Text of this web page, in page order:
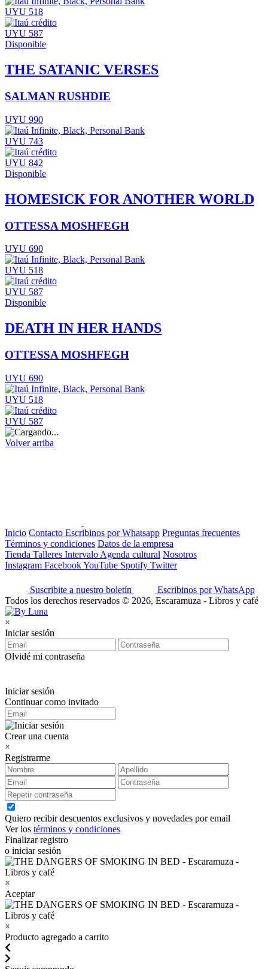
UYU 518
UYU 587
Disponible
THE SATANIC VERSES
SALMAN RUSHDIE
UYU 990
UYU 743
UYU 842
Disponible
HOMESICK FOR ANOTHER WORLD
OTTESSA MOSHFEGH
UYU 690
UYU 518
UYU 587
Disponible
DEATH IN HER HANDS
OTTESSA MOSHFEGH
UYU 690
UYU 518
UYU 587
Volver arriba
Inicio Contacto Escribinos por Whatsapp Preguntas frecuentes
Términos y condiciones Datos de la empresa
Tienda Talleres Intervalo Agenda cultural Nosotros
Instagram FacebookYouTube Spotify Twitter
Suscribite a nuestro boletín
Escribinos por WhatsApp
Todos los derechos reservados © 2026, Escaramuza - Libros y café
×
Iniciar sesión
Olvidé mi contraseña
Iniciar sesión
Continuar como invitado
Crear una cuenta
×
Registrarme
Quiero recibir descuentos exclusivos y novedades por email
Ver los términos y condiciones
Finalizar registro
o iniciar sesión
×
Aceptar
×
Producto agregado a carrito